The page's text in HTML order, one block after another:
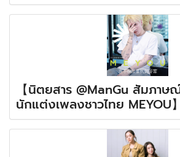
【นิตยสาร @ManGu สัมภา
นักแต่งเพลงชาวไทย MEYOU】